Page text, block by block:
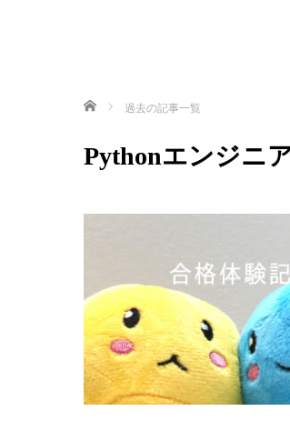
ホーム 過去の記事一覧
Pythonエンジニ